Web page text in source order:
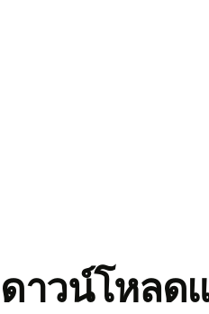
ดาวน์โหลด